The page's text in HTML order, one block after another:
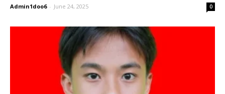
Admin1doo6 - June 24, 2025 0